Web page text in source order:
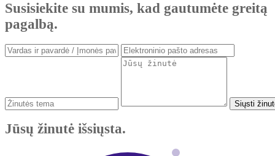
Susisiekite su mumis, kad gautumėte greitą
pagalbą.
Siųsti
Jūsų žinutė išsiųsta.